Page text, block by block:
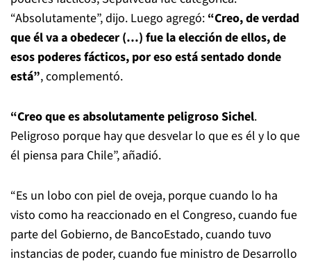
“Absolutamente”, dijo. Luego agregó: “Creo, de verdad
que él va a obedecer (…) fue la elección de ellos, de
esos poderes fácticos, por eso está sentado donde
está”, complementó.
“Creo que es absolutamente peligroso Sichel.
Peligroso porque hay que desvelar lo que es él y lo que
él piensa para Chile”, añadió.
“Es un lobo con piel de oveja, porque cuando lo ha
visto como ha reaccionado en el Congreso, cuando fue
parte del Gobierno, de BancoEstado, cuando tuvo
instancias de poder, cuando fue ministro de Desarrollo